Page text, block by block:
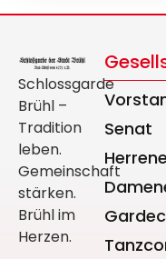
Schlossgarde
Brühl –
Tradition
leben.
Gemeinschaft
stärken.
Brühl im
Herzen.
Senat